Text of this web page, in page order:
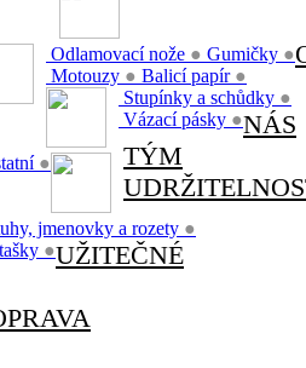
Odlamovací nože ● Gumičky ●
Motouzy ● Balicí papír ●
Stupínky a schůdky ●
Vázací pásky ●
●
jmenovky a rozety ●
●
NÁS
TÝM
UŽITEČNÉ